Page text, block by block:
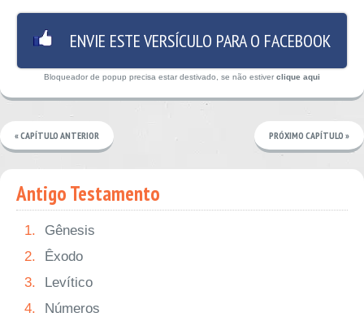
ENVIE ESTE VERSÍCULO PARA O FACEBOOK
Bloqueador de popup precisa estar destivado, se não estiver clique aqui
« CAPÍTULO ANTERIOR PRÓXIMO CAPÍTULO »
Antigo Testamento
1.
Gênesis
2.
Êxodo
3.
Levítico
4.
Números